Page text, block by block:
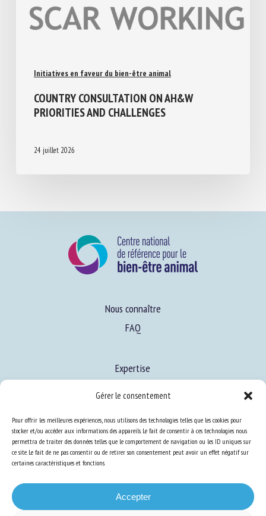
Gérer le consentement
Pour offrir les meilleures expériences, nous utilisons des technologies telles que les cookies pour
stocker et/ou accéder aux informations des appareils. Le fait de consentir à ces technologies nous
permettra de traiter des données telles que le comportement de navigation ou les ID uniques sur
ce site. Le fait de ne pas consentir ou de retirer son consentement peut avoir un effet négatif sur
certaines caractéristiques et fonctions.
Accepter
Initiatives en faveur du bien-être animal
COUNTRY CONSULTATION ON AH&W
PRIORITIES AND CHALLENGES
24 juillet 2026
Nous connaître
FAQ
Expertise
Ressources
S’abonner aux actualités